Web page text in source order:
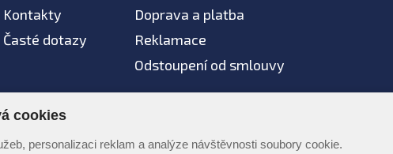
Kontakty
Časté dotazy
Doprava a platba
Reklamace
Odstoupení od smlouvy
Na tomto webu nepoužíváme AI systémy
© AZ koupelny® 2006 - 2026 - Podmínky použití Ochrana dat
cookies
personalizaci reklam a analýze návštěvnosti soubory cookie.